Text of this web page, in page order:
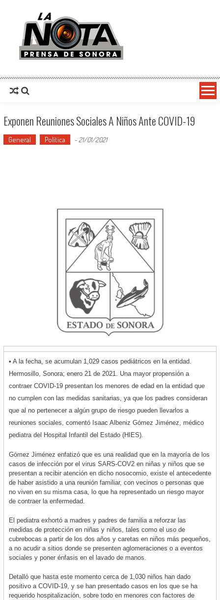
La Nota Prensa De Sonora
Exponen Reuniones Sociales A Niños Ante COVID-19
General Política - 21/01/2021
• A la fecha, se acumulan 1,029 casos pediátricos en la entidad.
Hermosillo, Sonora; enero 21 de 2021. Una mayor propensión a
contraer COVID-19 presentan los menores de edad en la entidad que
no cumplen con las medidas sanitarias, ya que los padres consideran
que al no pertenecer a algún grupo de riesgo pueden llevarlos a
reuniones sociales, comentó Isaac Albeniz Gómez Jiménez, médico
pediatra del Hospital Infantil del Estado (HIES).
Gómez Jiménez enfatizó que es una realidad que en la mayoría de los
casos de infección por el virus SARS-COV2 en niñas y niños que se
presentan a recibir atención en dicho nosocomio, existe el antecedente
de haber asistido a una reunión familiar, con vecinos o personas que
no viven en su misma casa, lo que ha representado un riesgo mayor
de contraer la enfermedad.
El pediatra exhortó a madres y padres de familia a reforzar las
medidas de protección en niñas y niños, tales como el uso de
cubrebocas a partir de los dos años y caretas en niños más pequeños,
a no acudir a sitios donde se presenten aglomeraciones o a eventos
sociales y poner énfasis en el lavado de manos.
Detalló que hasta este momento cerca de 1,030 niños han dado
positivo a COVID-19, y se han presentado casos en los que se ha
requerido hospitalización, sobre todo en menores con factores de